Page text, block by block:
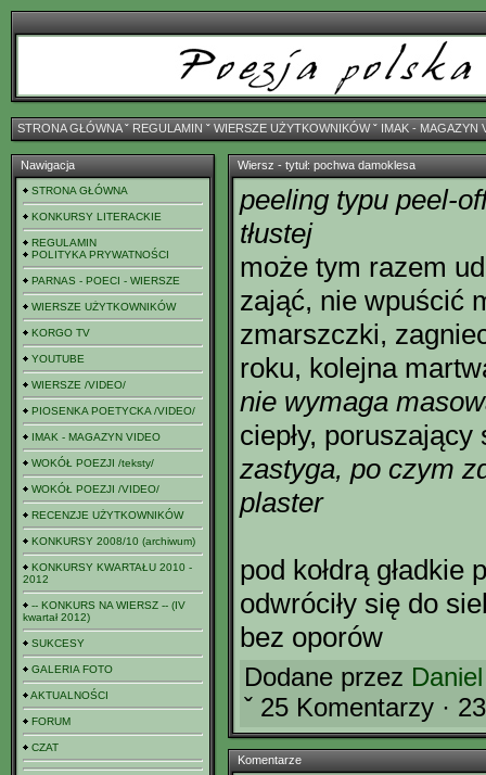
STRONA GŁÓWNAˇ REGULAMIN ˇ WIERSZE UŻYTKOWNIKÓWˇ IMAK - MAGAZYN
Nawigacja
STRONA GŁÓWNA
KONKURSY LITERACKIE
REGULAMIN
POLITYKA PRYWATNOŚCI
PARNAS - POECI - WIERSZE
WIERSZE UŻYTKOWNIKÓW
KORGO TV
YOUTUBE
WIERSZE /VIDEO/
PIOSENKA POETYCKA /VIDEO/
IMAK - MAGAZYN VIDEO
WOKÓŁ POEZJI /teksty/
WOKÓŁ POEZJI /VIDEO/
RECENZJE UŻYTKOWNIKÓW
KONKURSY 2008/10 (archiwum)
KONKURSY KWARTAŁU 2010 -
2012
-- KONKURS NA WIERSZ -- (IV
kwartał 2012)
SUKCESY
GALERIA FOTO
AKTUALNOŚCI
FORUM
CZAT
Wiersz - tytuł: pochwa damoklesa
peeling typu peel-
tłustej
może tym razem
zająć, nie wpuścić
zmarszczki,
roku, kolejna
nie wymaga
ciepły, poruszający
zastyga, po czym
plaster
pod kołdrą gładkie
odwróciły się do
bez oporów
Dodane przez
ˇ 25 Komentarzy ·
Komentarze